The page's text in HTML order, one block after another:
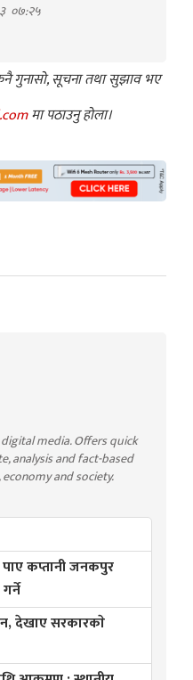
०७:२५
गुनासो, सूचना तथा सुझाव भए
मा पठाउनु होला।
digital media. Offers quick
analysis and fact-based
and society.
कप्तानी जनकपुर
देखाए सरकारकाे